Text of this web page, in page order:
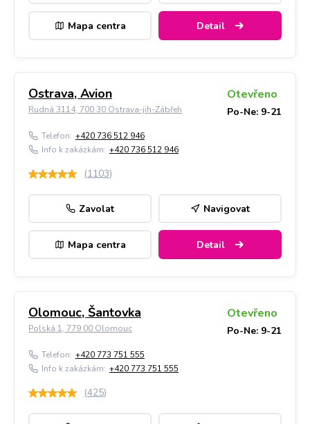
Mapa centra Detail
Ostrava, Avion
Rudná 3114, 700 30 Ostrava-jih-Zábřeh
Otevřeno
Po-Ne: 9-21
Telefon: +420 736 512 946
Info k zakázkám: +420 736 512 946
(1103)
Zavolat Navigovat
Mapa centra Detail
Olomouc, Šantovka
Polská 1, 779 00 Olomouc
Otevřeno
Po-Ne: 9-21
Telefon: +420 773 751 555
Info k zakázkám: +420 773 751 555
(425)